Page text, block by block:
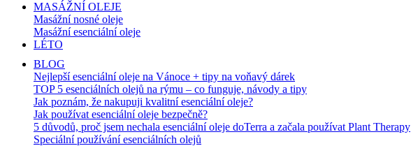
MASÁŽNÍ OLEJE
Masážní nosné oleje
Masážní esenciální oleje
LÉTO
BLOG
Nejlepší esenciální oleje na Vánoce + tipy na voňavý dárek
TOP 5 esenciálních olejů na rýmu – co funguje, návody a tipy
Jak poznám, že nakupuji kvalitní esenciální oleje?
Jak používat esenciální oleje bezpečně?
5 důvodů, proč jsem nechala esenciální oleje doTerra a začala používat Plant Therapy
Speciální používání esenciálních olejů